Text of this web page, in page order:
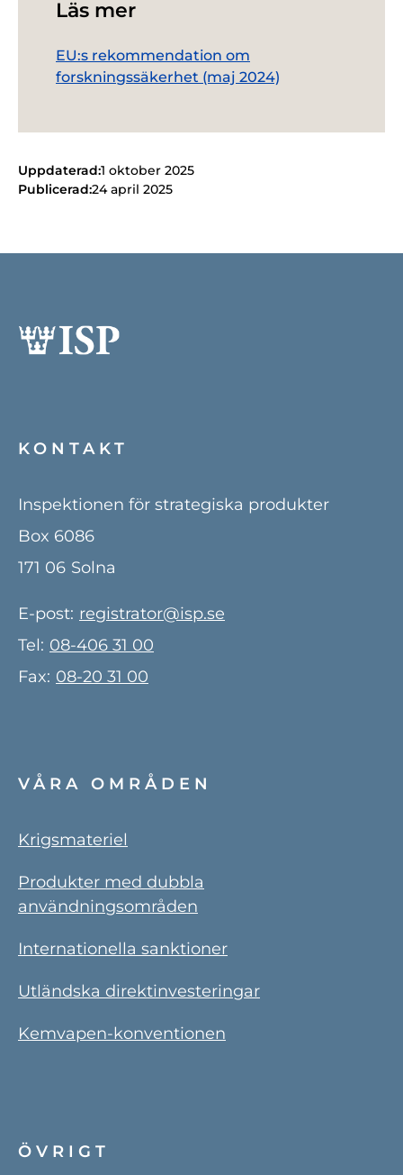
Läs mer
EU:s rekommendation om
forskningssäkerhet (maj 2024)
Uppdaterad:1 oktober 2025
Publicerad:24 april 2025
KONTAKT
Inspektionen för strategiska produkter
Box 6086
171 06 Solna
E-post: registrator@isp.se
Tel: 08-406 31 00
Fax: 08-20 31 00
VÅRA OMRÅDEN
Krigsmateriel
Produkter med dubbla
användningsområden
Internationella sanktioner
Utländska direktinvesteringar
Kemvapen-konventionen
ÖVRIGT